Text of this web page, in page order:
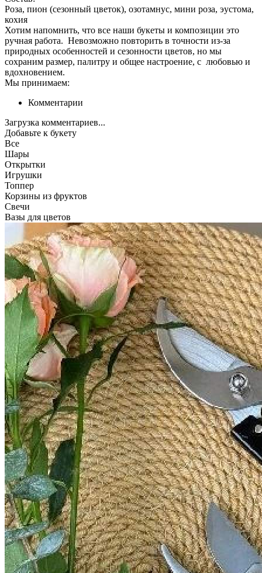
Роза, пион (сезонный цветок), озотамнус, мини роза, эустома,
кохия
Хотим напомнить, что все наши букеты и композиции это
ручная работа. Невозможно повторить в точности из-за
природных особенностей и сезонности цветов, но мы
сохраним размер, палитру и общее настроение, с любовью и
вдохновением.
Мы принимаем:
Комментарии
Загрузка комментариев...
Добавьте к букету
Все
Шары
Открытки
Игрушки
Топпер
Корзины из фруктов
Свечи
Вазы для цветов